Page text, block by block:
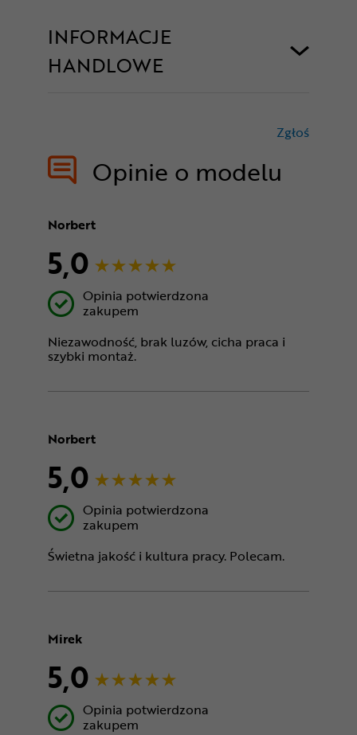
INFORMACJE
HANDLOWE
Opinie o modelu
Zgłoś
Norbert
5,0
Opinia potwierdzona
zakupem
Niezawodność, brak luzów, cicha praca i
szybki montaż.
Norbert
5,0
Opinia potwierdzona
zakupem
Świetna jakość i kultura pracy. Polecam.
Mirek
5,0
Opinia potwierdzona
zakupem